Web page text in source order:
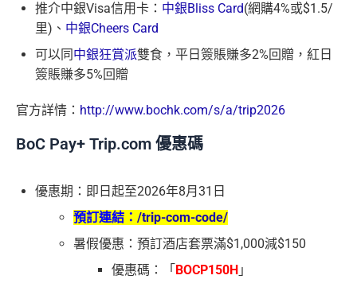
推介中銀Visa信用卡： 中銀Bliss Card(網購4%或$1.5/
里)、 中銀Cheers Card
可以同 中銀狂賞派雙食，平日簽賬賺多2%回贈，紅日
簽賬賺多5%回贈
官方詳情： http://www.bochk.com/s/a/trip2026
BoC Pay+ Trip.com 優惠碼
優惠期：即日起至2026年8月31日
預訂連結： /trip-com-code/
暑假優惠：預訂酒店套票滿$1,000減$150
優惠碼：「 BOCP150H 」